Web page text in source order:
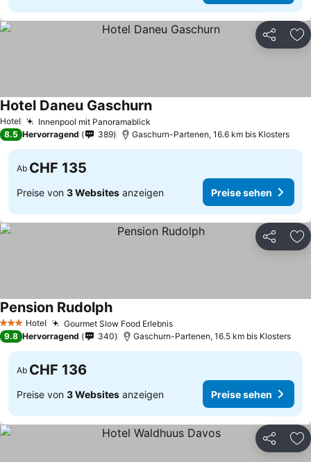
Teilen
Hotel Innenpool mit Panoramablick
Hotel Daneu Gaschurn
8.5 Hervorragend 389 Gaschurn-Partenen, 16.6 km bis Klosters
Ab CHF 135
Preise von 3 Websites anzeigen Preise sehen
Teilen
3 SterneHotel Gourmet Slow Food Erlebnis
Pension Rudolph
9.8 Hervorragend 340 Gaschurn-Partenen, 16.5 km bis Klosters
Ab CHF 136
Preise von 3 Websites anzeigen Preise sehen
Teilen